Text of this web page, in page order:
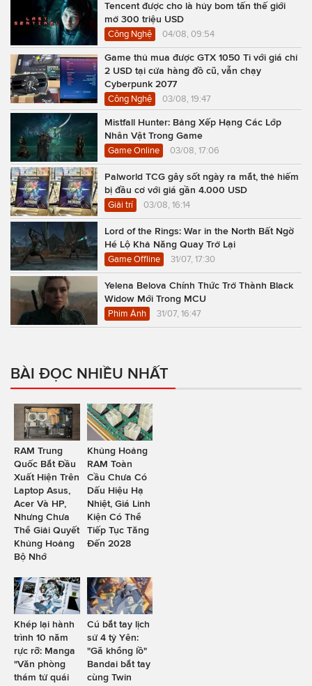
Tencent được cho là hủy bom tấn thế giới
mở 300 triệu USD
Công Nghệ 04/08, 09:54
Game thủ mua được GTX 1050 Ti với giá chỉ
2 USD tại cửa hàng đồ cũ, vẫn chạy
Cyberpunk 2077
Công Nghệ 03/08, 19:47
Mistfall Hunter: Bảng Xếp Hạng Các Lớp
Nhân Vật Trong Game
Game Online 03/08, 17:06
Palworld TCG gây sốt ngày ra mắt, thẻ hiếm
bị đầu cơ với giá gần 4.000 USD
Giải trí 03/08, 16:14
Lord of the Rings: War in the North Bất Ngờ
Hé Lộ Khả Năng Quay Trở Lại
Game Offline 31/07, 17:30
Yelena Belova Chính Thức Trở Thành Black
Widow Mới Trong MCU
Phim Ảnh 31/07, 16:47
BÀI ĐỌC NHIỀU NHẤT
RAM Trung
Quốc Bắt Đầu
Xuất Hiện Trên
Laptop Asus,
Acer Và HP,
Nhưng Chưa
Thể Giải Quyết
Khủng Hoảng
Bộ Nhớ
Khủng Hoảng
RAM Toàn
Cầu Chưa Có
Dấu Hiệu Hạ
Nhiệt, Giá Linh
Kiện Có Thể
Tiếp Tục Tăng
Đến 2028
Khép lại hành
trình 10 năm
rực rỡ: Manga
"Văn phòng
thám tử quái
Cú bắt tay lịch
sử 4 tỷ Yên:
"Gã khổng lồ"
Bandai bắt tay
cùng Twin